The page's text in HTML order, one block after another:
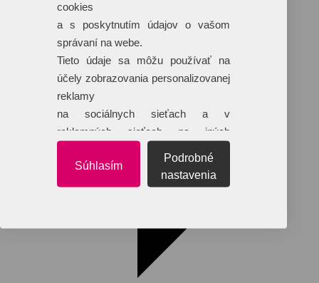
Dáždniky
Tašky
Hračky
Klobúky
+ 17 ďalších
cookies
a s poskytnutím údajov o vašom
správaní na webe.
Tieto údaje sa môžu používať na
účely zobrazovania personalizovanej
reklamy
na sociálnych sieťach a v
reklamných sieťach na iných
Súhlasím
Podrobné
nastavenia